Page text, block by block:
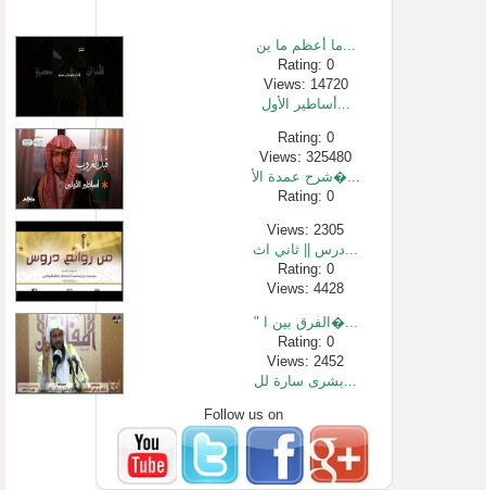
ما أعظم ما ين...
Rating: 0
Views: 14720
أساطير الأول...
Rating: 0
Views: 325480
شرح عمدة الأ�...
Rating: 0
Views: 2305
درس || ثاني اث...
Rating: 0
Views: 4428
" الفرق بين ا�...
Rating: 0
Views: 2452
بشرى سارة لل...
Rating: 0
Views: 889313
فرضية الزكاة...
Rating: 0
Follow us on